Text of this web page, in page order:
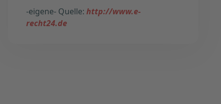
-eigene- Quelle: http://www.e-
recht24.de